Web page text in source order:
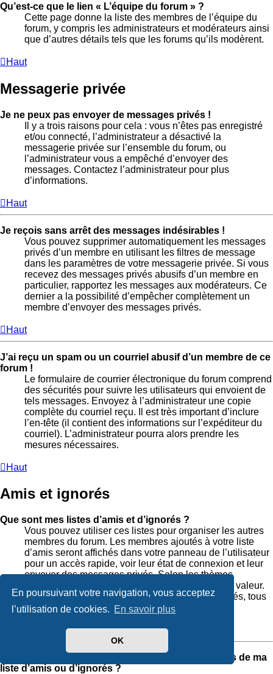
En poursuivant votre navigation, vous acceptez
l’utilisation de cookies. En savoir plus
OK
Qu’est-ce que le lien « L’équipe du forum » ?
Cette page donne la liste des membres de l’équipe du
forum, y compris les administrateurs et modérateurs ainsi
que d’autres détails tels que les forums qu’ils modèrent.
Haut
Messagerie privée
Je ne peux pas envoyer de messages privés !
Il y a trois raisons pour cela : vous n’êtes pas enregistré
et/ou connecté, l’administrateur a désactivé la
messagerie privée sur l’ensemble du forum, ou
l’administrateur vous a empêché d’envoyer des
messages. Contactez l’administrateur pour plus
d’informations.
Haut
Je reçois sans arrêt des messages indésirables !
Vous pouvez supprimer automatiquement les messages
privés d’un membre en utilisant les filtres de message
dans les paramètres de votre messagerie privée. Si vous
recevez des messages privés abusifs d’un membre en
particulier, rapportez les messages aux modérateurs. Ce
dernier a la possibilité d’empêcher complètement un
membre d’envoyer des messages privés.
Haut
J’ai reçu un spam ou un courriel abusif d’un membre de ce
forum !
Le formulaire de courrier électronique du forum comprend
des sécurités pour suivre les utilisateurs qui envoient de
tels messages. Envoyez à l’administrateur une copie
complète du courriel reçu. Il est très important d’inclure
l’en-tête (il contient des informations sur l’expéditeur du
courriel). L’administrateur pourra alors prendre les
mesures nécessaires.
Haut
Amis et ignorés
Que sont mes listes d’amis et d’ignorés ?
Vous pouvez utiliser ces listes pour organiser les autres
membres du forum. Les membres ajoutés à votre liste
d’amis seront affichés dans votre panneau de l’utilisateur
pour un accès rapide, voir leur état de connexion et leur
envoyer des messages privés. Selon les thèmes
graphiques, leurs messages peuvent être mis en valeur.
Si vous ajoutez un utilisateur à votre liste d’ignorés, tous
ses messages seront masqués par défaut.
Comment puis-je ajouter/supprimer des utilisateurs de ma
liste d’amis ou d’ignorés ?